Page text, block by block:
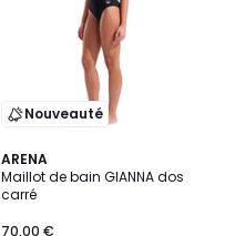
Nouveauté
ARENA
Maillot de bain GIANNA dos
carré
70,00 €